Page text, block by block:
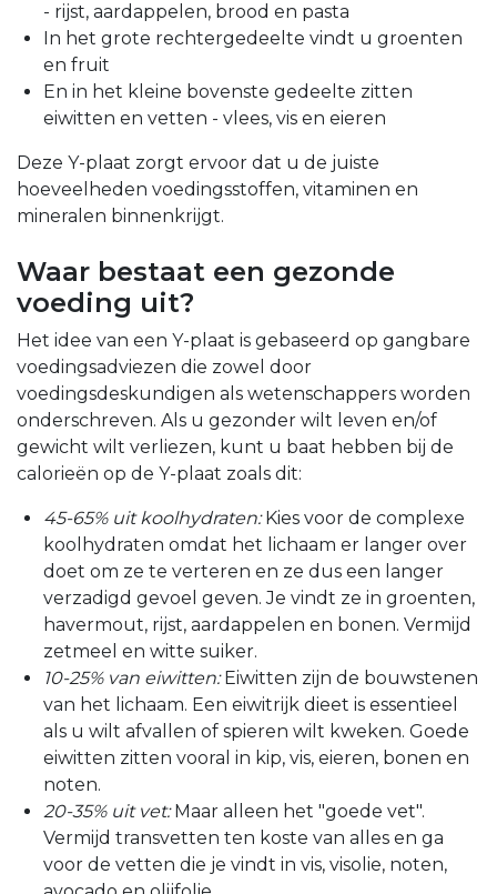
- rijst, aardappelen, brood en pasta
In het grote rechtergedeelte vindt u groenten
en fruit
En in het kleine bovenste gedeelte zitten
eiwitten en vetten - vlees, vis en eieren
Deze Y-plaat zorgt ervoor dat u de juiste
hoeveelheden voedingsstoffen, vitaminen en
mineralen binnenkrijgt.
Waar bestaat een gezonde
voeding uit?
Het idee van een Y-plaat is gebaseerd op gangbare
voedingsadviezen die zowel door
voedingsdeskundigen als wetenschappers worden
onderschreven. Als u gezonder wilt leven en/of
gewicht wilt verliezen, kunt u baat hebben bij de
calorieën op de Y-plaat zoals dit:
45-65% uit koolhydraten: Kies voor de complexe
koolhydraten omdat het lichaam er langer over
doet om ze te verteren en ze dus een langer
verzadigd gevoel geven. Je vindt ze in groenten,
havermout, rijst, aardappelen en bonen. Vermijd
zetmeel en witte suiker.
10-25% van eiwitten: Eiwitten zijn de bouwstenen
van het lichaam. Een eiwitrijk dieet is essentieel
als u wilt afvallen of spieren wilt kweken. Goede
eiwitten zitten vooral in kip, vis, eieren, bonen en
noten.
20-35% uit vet: Maar alleen het "goede vet".
Vermijd transvetten ten koste van alles en ga
voor de vetten die je vindt in vis, visolie, noten,